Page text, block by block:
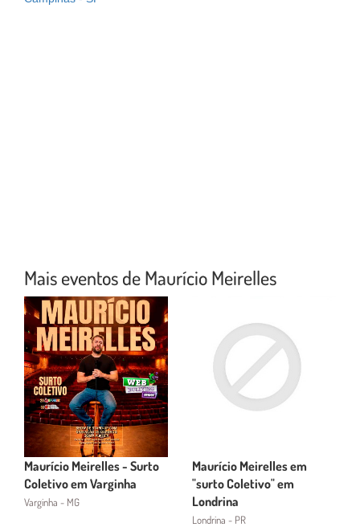
Mais eventos de Maurício Meirelles
Maurício Meirelles - Surto
Coletivo em Varginha
Varginha - MG
Maurício Meirelles em
"surto Coletivo" em
Londrina
Londrina - PR